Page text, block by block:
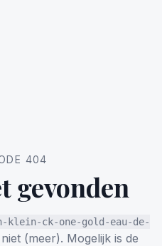
404
gevonden
klein-ck-one-gold-eau-de-
(meer). Mogelijk is de